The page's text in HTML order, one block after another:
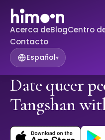
Acerca deBlogCentro
Contacto
Español▾
Date queer
Tangshan